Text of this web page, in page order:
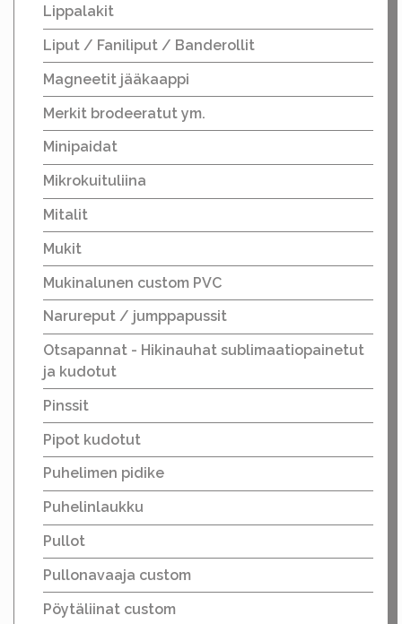
Lippalakit
Liput / Faniliput / Banderollit
Magneetit jääkaappi
Merkit brodeeratut ym.
Minipaidat
Mikrokuituliina
Mitalit
Mukit
Mukinalunen custom PVC
Narureput / jumppapussit
Otsapannat - Hikinauhat sublimaatiopainetut
ja kudotut
Pinssit
Pipot kudotut
Puhelimen pidike
Puhelinlaukku
Pullot
Pullonavaaja custom
Pöytäliinat custom